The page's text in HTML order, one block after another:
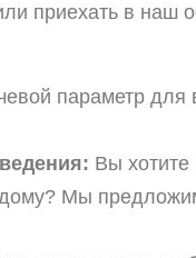
приехать в
параметр
Вы хотите
Мы